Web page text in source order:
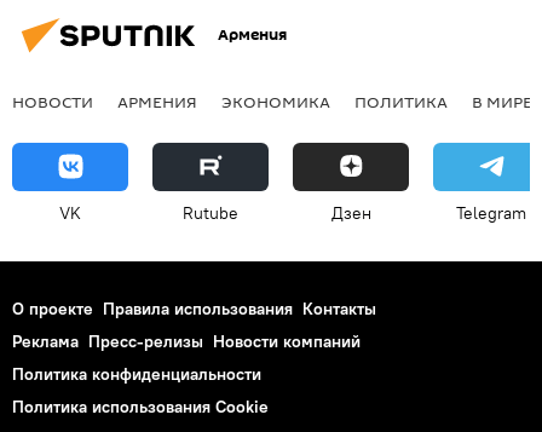
Армения
НОВОСТИ АРМЕНИЯ ЭКОНОМИКА ПОЛИТИКА В МИРЕ
VK Rutube Дзен Telegram
О проекте Правила использования Контакты
Реклама Пресс-релизы Новости компаний
Политика конфиденциальности
Политика использования Cookie